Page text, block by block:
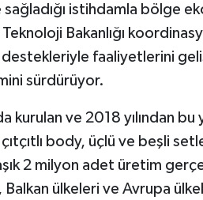
istihdamla bölge
Teknoloji Bakanlığı
faaliyetlerini
sürdürüyor.
kurulan ve 2018 yılından
body, üçlü ve beşli
2 milyon adet üretim
Balkan ülkeleri ve Avrupa